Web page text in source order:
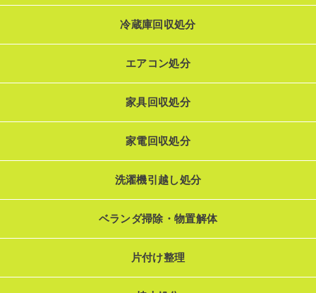
冷蔵庫回収処分
エアコン処分
家具回収処分
家電回収処分
洗濯機引越し処分
ベランダ掃除・物置解体
片付け整理